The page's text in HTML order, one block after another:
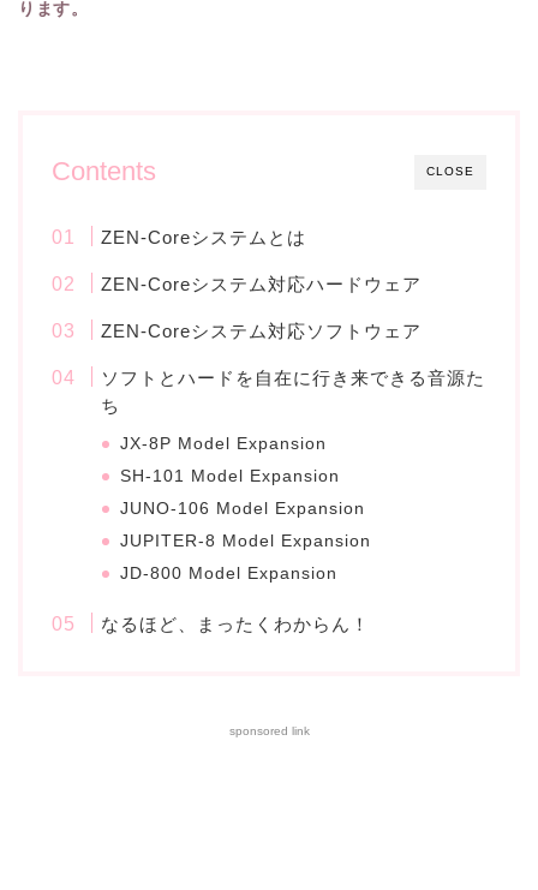
ります。
CLOSE
Contents
ZEN-Coreシステムとは
ZEN-Coreシステム対応ハードウェア
ZEN-Coreシステム対応ソフトウェア
ソフトとハードを自在に行き来できる音源た
ち
JX-8P Model Expansion
SH-101 Model Expansion
JUNO-106 Model Expansion
JUPITER-8 Model Expansion
JD-800 Model Expansion
なるほど、まったくわからん！
sponsored link